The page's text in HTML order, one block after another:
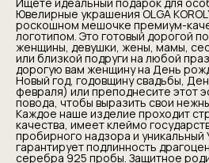
Ювелирные украшения OLGA
роскошном мешочке премиум-
логотипом. Это готовый дорогой
женщины, девушки, жены, мамы,
или близкой подруги на любой
дорогую вам женщину на День
Новый год, годовщину свадьбы,
февраля) или преподнесите этот
повода, чтобы выразить свои
Каждое наше изделие проходит
качества, имеет клеймо
пробирного надзора и
гарантирует подлинность
серебра 925 пробы. Защитное